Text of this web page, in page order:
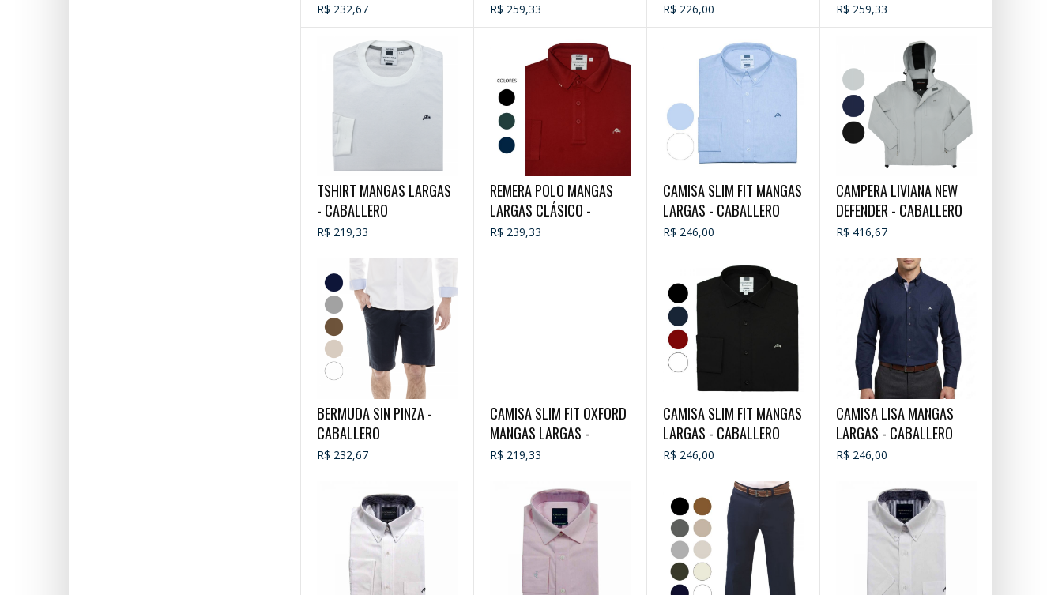
R$ 232,67 R$ 259,33 R$ 226,00 R$ 259,33
TSHIRT MANGAS LARGAS
- CABALLERO
R$ 219,33
REMERA POLO MANGAS
LARGAS CLÁSICO -
CABALLERO
R$ 239,33
CAMISA SLIM FIT MANGAS
LARGAS - CABALLERO
R$ 246,00
CAMPERA LIVIANA NEW
DEFENDER - CABALLERO
R$ 416,67
BERMUDA SIN PINZA -
CABALLERO
R$ 232,67
CAMISA SLIM FIT OXFORD
MANGAS LARGAS -
CABALLERO
R$ 219,33
CAMISA SLIM FIT MANGAS
LARGAS - CABALLERO
R$ 246,00
CAMISA LISA MANGAS
LARGAS - CABALLERO
R$ 246,00